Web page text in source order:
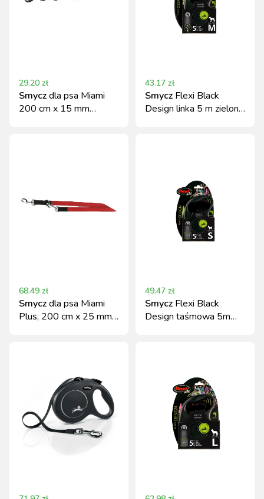
29.20 zł
Smyczdla psa Miami
200 cm x 15 mm
43.17 zł
Smycz Flexi Black
Design linka 5 m zielona
68.49 zł
Smyczdla psa Miami
Plus, 200 cm x 25 mm,
49.47 zł
Smycz Flexi Black
Design taśmowa 5m